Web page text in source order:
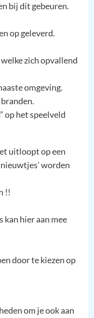
bij dit gebeuren.
op geleverd.
zich opvallend
omgeving.
op het speelveld
uitloopt op een
worden
!!
kan hier aan mee
door te kiezen op
om je ook aan